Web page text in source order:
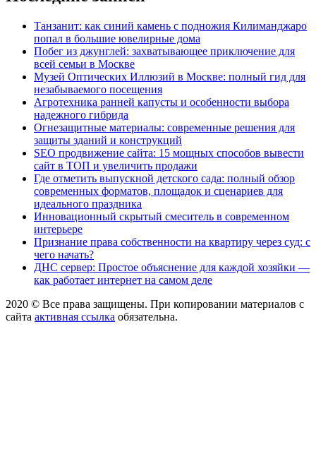
Танзанит: как синий камень с подножия Килиманджаро
попал в большие ювелирные дома
Побег из джунглей: захватывающее приключение для
всей семьи в Москве
Музей Оптических Иллюзий в Москве: полный гид для
незабываемого посещения
Агротехника ранней капусты и особенности выбора
надежного гибрида
Огнезащитные материалы: современные решения для
защиты зданий и конструкций
SEO продвижение сайта: 15 мощных способов вывести
сайт в ТОП и увеличить продажи
Где отметить выпускной детского сада: полный обзор
современных форматов, площадок и сценариев для
идеального праздника
Инновационный скрытый смеситель в современном
интерьере
Признание права собственности на квартиру через суд: с
чего начать?
ДНС сервер: Простое объяснение для каждой хозяйки —
как работает интернет на самом деле
2020 © Все права защищены. При копировании материалов с
сайта активная ссылка обязательна.